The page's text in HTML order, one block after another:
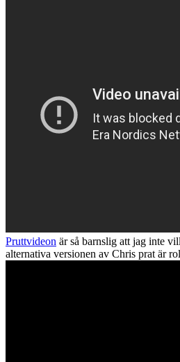
Pruttvideon är så barnslig att jag inte
alternativa versionen av Chris prat är